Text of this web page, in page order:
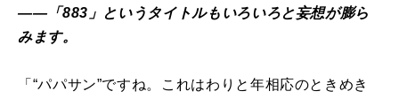
――「883」というタイトルもいろいろと妄想が膨ら
みます。
「“パパサン”ですね。これはわりと年相応のときめき